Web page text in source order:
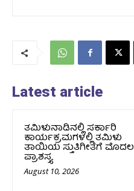
Latest article
ತಮಿಳುನಾಡಿನಲ್ಲಿ ಸರ್ಕಾರಿ
ಕಾರ್ಯಕ್ರಮಗಳಲ್ಲಿ ತಮಿಳು
ತಾಯಿಯ ಸ್ತುತಿಗೀತೆಗೆ ಮೊದಲ
ಪ್ರಾಶಸ್ತ್ಯ
August 10, 2026